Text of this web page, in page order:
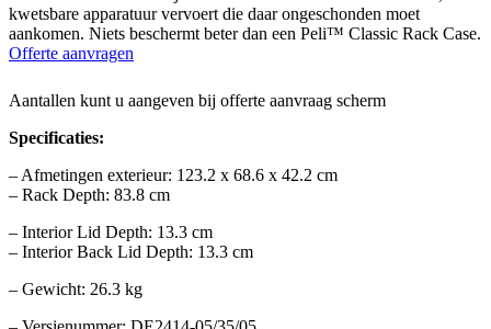
kwetsbare apparatuur vervoert die daar ongeschonden moet
aankomen. Niets beschermt beter dan een Peli™ Classic Rack Case.
Offerte aanvragen
Aantallen kunt u aangeven bij offerte aanvraag scherm
Specificaties:
– Afmetingen exterieur: 123.2 x 68.6 x 42.2 cm
– Rack Depth: 83.8 cm
– Interior Lid Depth: 13.3 cm
– Interior Back Lid Depth: 13.3 cm
– Gewicht: 26.3 kg